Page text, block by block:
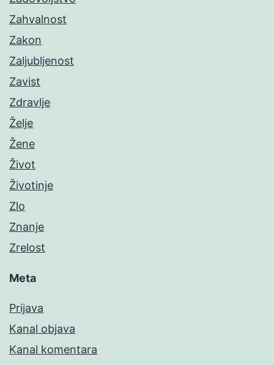
Zahvalnost
Zakon
Zaljubljenost
Zavist
Zdravlje
Želje
Žene
Život
Životinje
Zlo
Znanje
Zrelost
Meta
Prijava
Kanal objava
Kanal komentara